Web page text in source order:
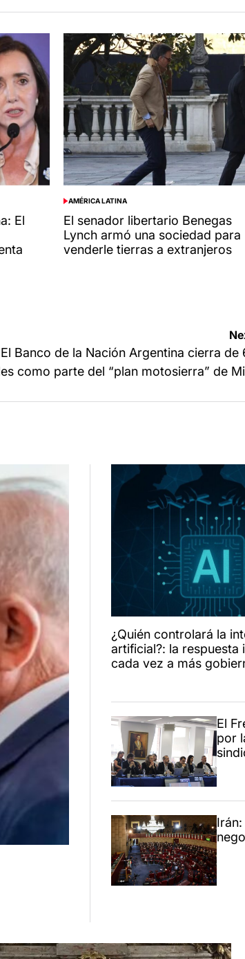
El
POSTED
IN
AMÉRICA LATINA
El senador libertario Benegas
Lynch armó una sociedad para
venderle tierras a extranjeros
El Banco de la Nación Argentina cierra de
como parte del “plan motosierra” de
¿Quién controlará la
artificial?: la respuesta
cada vez a más
El
por